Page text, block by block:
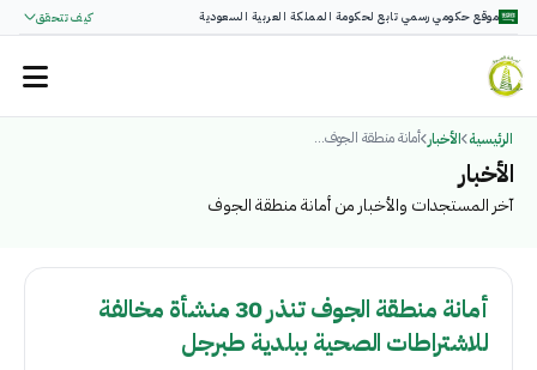
موقع حكومي رسمي تابع لحكومة المملكة العربية السعودية كيف تتحقق
الرئيسية الأخبار أمانة منطقة الجوف...
الأخبار
آخر المستجدات والأخبار من أمانة منطقة الجوف
أمانة منطقة الجوف تنذر 30 منشأة مخالفة
للاشتراطات الصحية ببلدية طبرجل